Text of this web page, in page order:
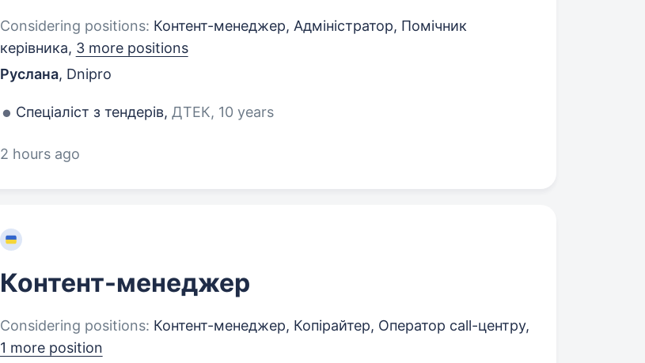
Considering positions: Контент-менеджер, Адміністратор, Помічник
керівника, 3 more positions
Руслана, Dnipro
Спеціаліст з тендерів, ДТЕК, 10 years
2 hours ago
Контент-менеджер
Considering positions: Контент-менеджер, Копірайтер, Оператор call-центру,
1 more position